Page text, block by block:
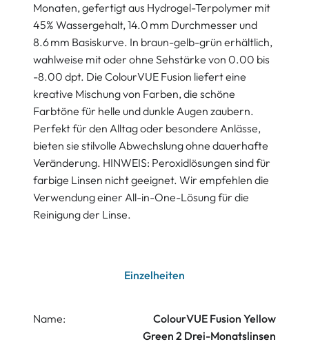
Monaten, gefertigt aus Hydrogel-Terpolymer mit
45% Wassergehalt, 14.0 mm Durchmesser und
8.6 mm Basiskurve. In braun-gelb-grün erhältlich,
wahlweise mit oder ohne Sehstärke von 0.00 bis
-8.00 dpt. Die ColourVUE Fusion liefert eine
kreative Mischung von Farben, die schöne
Farbtöne für helle und dunkle Augen zaubern.
Perfekt für den Alltag oder besondere Anlässe,
bieten sie stilvolle Abwechslung ohne dauerhafte
Veränderung. HINWEIS: Peroxidlösungen sind für
farbige Linsen nicht geeignet. Wir empfehlen die
Verwendung einer All-in-One-Lösung für die
Reinigung der Linse.
Einzelheiten
Name:
ColourVUE Fusion Yellow
Green 2 Drei-Monatslinsen